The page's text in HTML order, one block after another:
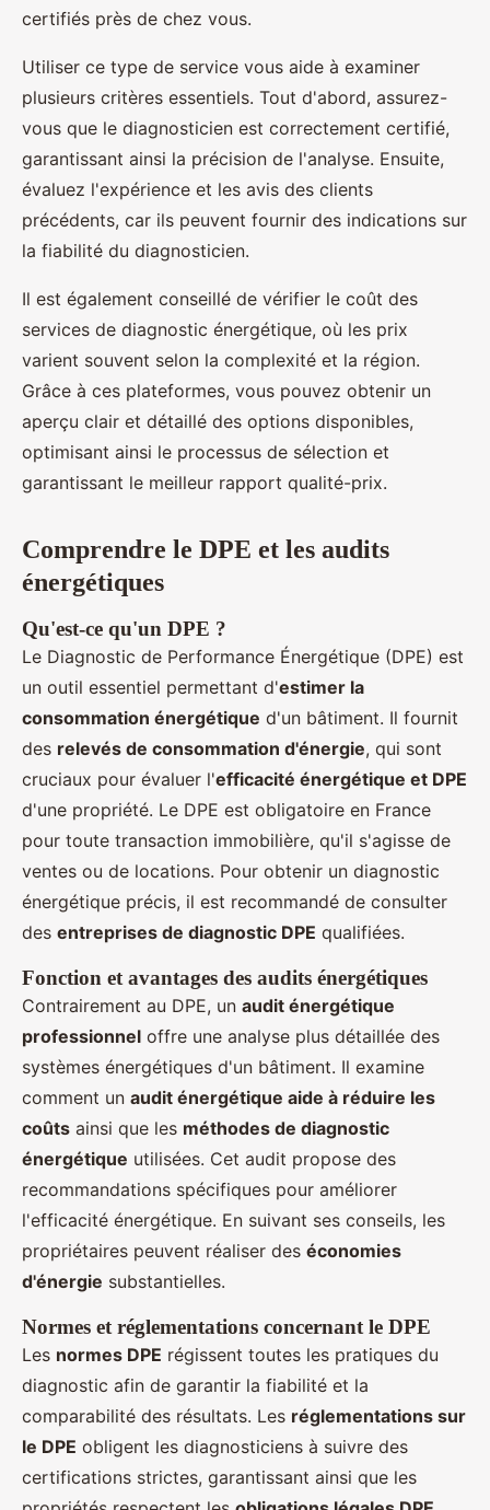
certifiés près de chez vous.
Utiliser ce type de service vous aide à examiner
plusieurs critères essentiels. Tout d'abord, assurez-
vous que le diagnosticien est correctement certifié,
garantissant ainsi la précision de l'analyse. Ensuite,
évaluez l'expérience et les avis des clients
précédents, car ils peuvent fournir des indications sur
la fiabilité du diagnosticien.
Il est également conseillé de vérifier le coût des
services de diagnostic énergétique, où les prix
varient souvent selon la complexité et la région.
Grâce à ces plateformes, vous pouvez obtenir un
aperçu clair et détaillé des options disponibles,
optimisant ainsi le processus de sélection et
garantissant le meilleur rapport qualité-prix.
Comprendre le DPE et les audits
énergétiques
Qu'est-ce qu'un DPE ?
Le Diagnostic de Performance Énergétique (DPE) est
un outil essentiel permettant d'estimer la
consommation énergétique d'un bâtiment. Il fournit
des relevés de consommation d'énergie, qui sont
cruciaux pour évaluer l'efficacité énergétique et DPE
d'une propriété. Le DPE est obligatoire en France
pour toute transaction immobilière, qu'il s'agisse de
ventes ou de locations. Pour obtenir un diagnostic
énergétique précis, il est recommandé de consulter
des entreprises de diagnostic DPE qualifiées.
Fonction et avantages des audits énergétiques
Contrairement au DPE, un audit énergétique
professionnel offre une analyse plus détaillée des
systèmes énergétiques d'un bâtiment. Il examine
comment un audit énergétique aide à réduire les
coûts ainsi que les méthodes de diagnostic
énergétique utilisées. Cet audit propose des
recommandations spécifiques pour améliorer
l'efficacité énergétique. En suivant ses conseils, les
propriétaires peuvent réaliser des économies
d'énergie substantielles.
Normes et réglementations concernant le DPE
Les normes DPE régissent toutes les pratiques du
diagnostic afin de garantir la fiabilité et la
comparabilité des résultats. Les réglementations sur
le DPE obligent les diagnosticiens à suivre des
certifications strictes, garantissant ainsi que les